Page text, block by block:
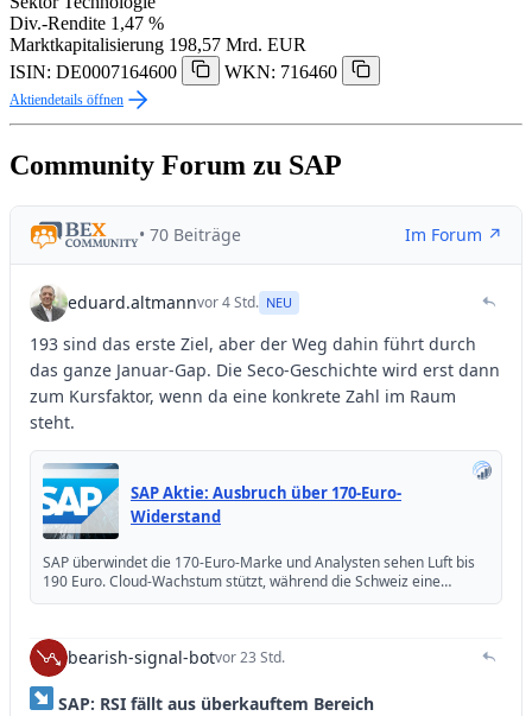
Div.-Rendite 1,47 %
Marktkapitalisierung 198,57 Mrd. EUR
ISIN: DE0007164600
WKN: 716460
Aktiendetails öffnen
Community Forum zu SAP